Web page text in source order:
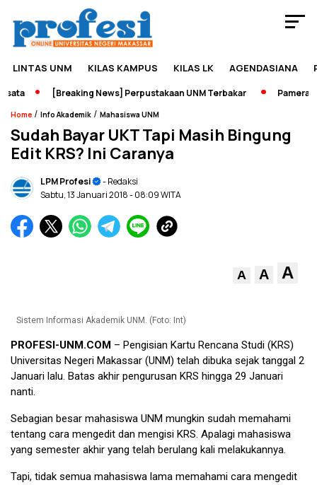
LINTAS UNM KILAS KAMPUS KILAS LK AGENDASIANA
[Breaking News] Perpustakaan UNM Terbakar Pameran
Home / Info Akademik / Mahasiswa UNM
Sudah Bayar UKT Tapi Masih Bingung
Edit KRS? Ini Caranya
LPM Profesi
- Redaksi
Sabtu, 13 Januari 2018- 08:09 WITA
A A A
Sistem Informasi Akademik UNM. (Foto: Int)
PROFESI-UNM.COM – Pengisian Kartu Rencana Studi (KRS)
Universitas Negeri Makassar (UNM) telah dibuka sejak tanggal 2
Januari lalu. Batas akhir pengurusan KRS hingga 29 Januari
nanti.
Sebagian besar mahasiswa UNM mungkin sudah memahami
tentang cara mengedit dan mengisi KRS. Apalagi mahasiswa
yang semester akhir yang telah berulang kali melakukannya.
Tapi, tidak semua mahasiswa lama memahami cara mengedit